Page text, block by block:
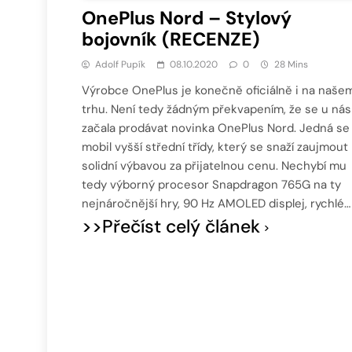
OnePlus Nord – Stylový
bojovník (RECENZE)
Adolf Pupík 08.10.2020 0 28 Mins
Výrobce OnePlus je konečně oficiálně i na
trhu. Není tedy žádným překvapením, že se u
začala prodávat novinka OnePlus Nord. Jedná
mobil vyšší střední třídy, který se snaží zaujmout
solidní výbavou za přijatelnou cenu. Nechybí mu
tedy výborný procesor Snapdragon 765G na ty
nejnáročnější hry, 90 Hz AMOLED displej, rychlé…
>>Přečíst celý článek